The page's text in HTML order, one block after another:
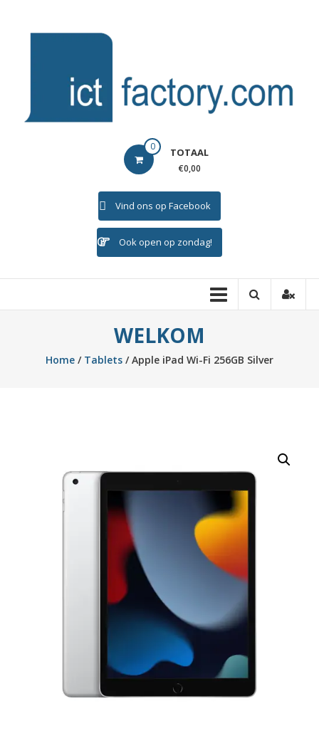
ICTFACTORY 0 TOTAAL
€0,00
Vind ons op Facebook
Ook open op zondag!
WELKOM
Home/ Tablets/ Apple iPad Wi-Fi 256GB Silver